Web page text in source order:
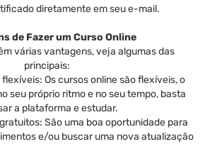
diretamente em seu e-mail.
de Fazer um Curso Online
várias vantagens, veja algumas das
principais:
Os cursos online são flexíveis, o
seu próprio ritmo e no seu tempo, basta
a plataforma e estudar.
São uma boa oportunidade para
e/ou buscar uma nova atualização